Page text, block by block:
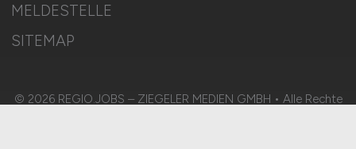
MELDESTELLE
SITEMAP
© 2026 REGIO.JOBS – ZIEGELER MEDIEN GMBH • Alle Rechte